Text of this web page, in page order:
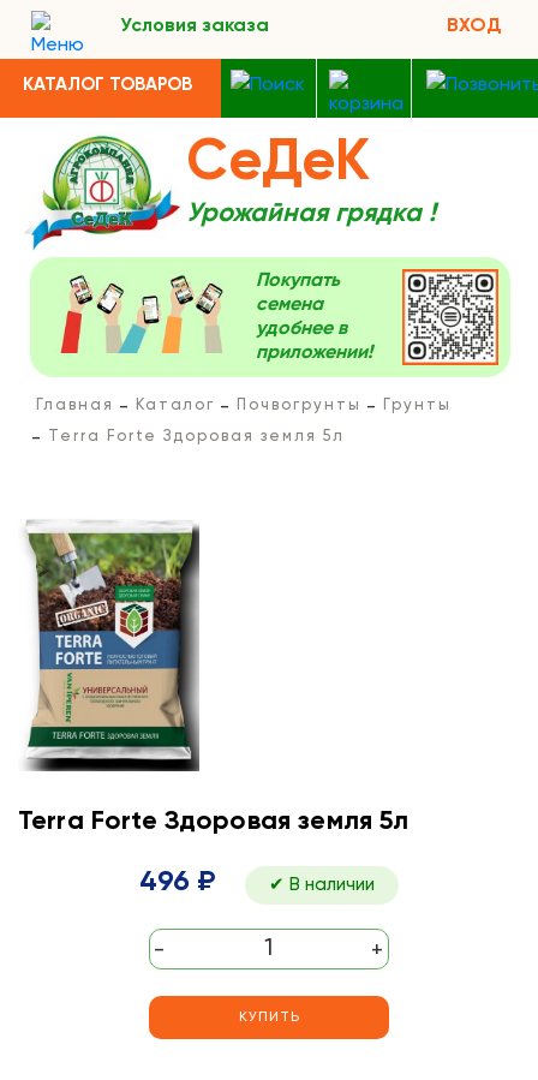
Условия заказа ВХОД
КАТАЛОГ ТОВАРОВ
СеДеК
Урожайная грядка !
Покупать
семена
удобнее в
приложении!
Главная Каталог Почвогрунты
Грунты
Terra Forte Здоровая земля 5л
Terra Forte Здоровая земля 5л
496 ₽ ✔ В наличии
- +
КУПИТЬ